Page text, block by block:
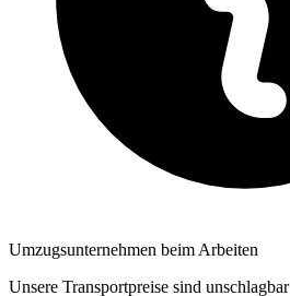
Umzugsunternehmen beim Arbeiten
Unsere Transportpreise sind unschlagbar